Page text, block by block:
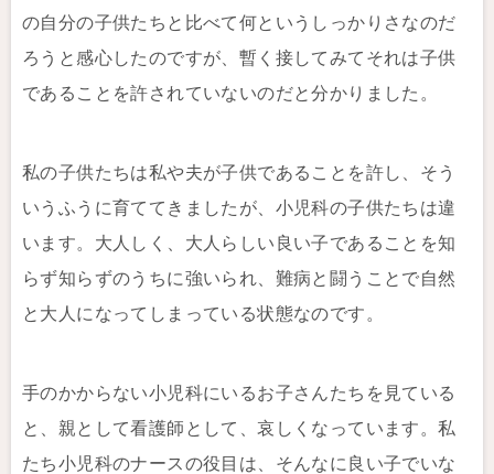
の自分の子供たちと比べて何というしっかりさなのだ
ろうと感心したのですが、暫く接してみてそれは子供
であることを許されていないのだと分かりました。
私の子供たちは私や夫が子供であることを許し、そう
いうふうに育ててきましたが、小児科の子供たちは違
います。大人しく、大人らしい良い子であることを知
らず知らずのうちに強いられ、難病と闘うことで自然
と大人になってしまっている状態なのです。
手のかからない小児科にいるお子さんたちを見ている
と、親として看護師として、哀しくなっています。私
たち小児科のナースの役目は、そんなに良い子でいな